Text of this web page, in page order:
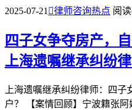
2025-07-21 律师咨询热点 阅
四子女争夺房产，
上海遗嘱继承纠纷
上海遗嘱继承纠纷律师：四
户？ 【案情回顾】宁波籍张